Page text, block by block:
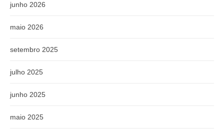
junho 2026
maio 2026
setembro 2025
julho 2025
junho 2025
maio 2025